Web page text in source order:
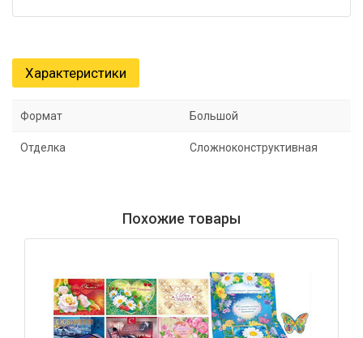
Характеристики
Формат Большой
Отделка Сложноконструктивная
Похожие товары